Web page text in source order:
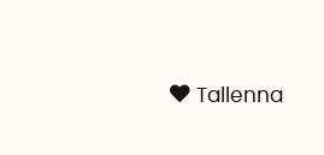
Tallenna